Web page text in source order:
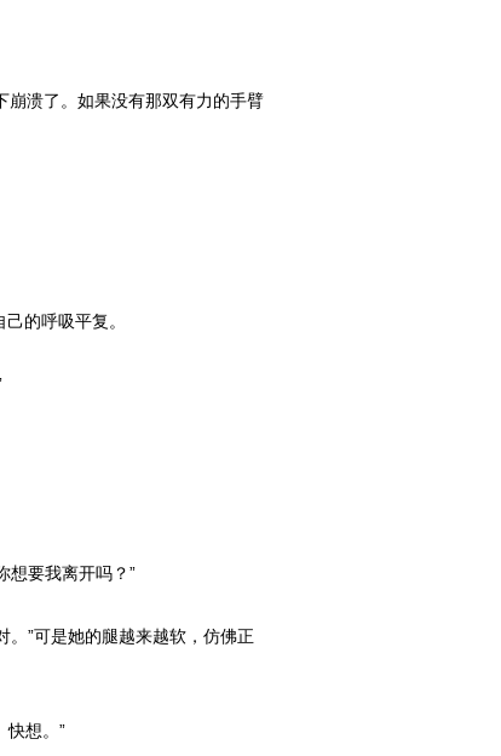
溃了。如果没有那双有力的手臂
的呼吸平复。
想要我离开吗？”
”可是她的腿越来越软，仿佛正
快想。”